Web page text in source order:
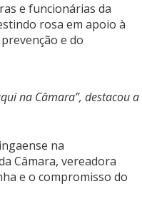
e funcionárias da
rosa em apoio à
e do
na Câmara”, destacou a
na
Câmara, vereadora
e o compromisso do